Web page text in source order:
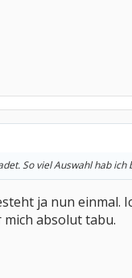
So viel Auswahl hab
ja nun
mich absolut tabu.